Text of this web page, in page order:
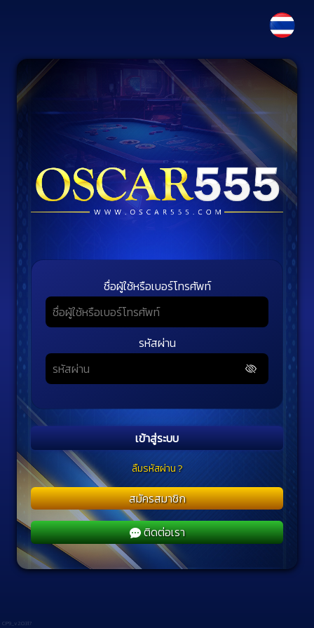
ชื่อผู้ใช้หรือเบอร์โทรศัพท์
รหัสผ่าน
เข้าสู่ระบบ
ลืมรหัสผ่าน ?
สมัครสมาชิก
ติดต่อเรา
CP9_v2.0317